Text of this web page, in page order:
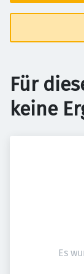
Für
keine
Es